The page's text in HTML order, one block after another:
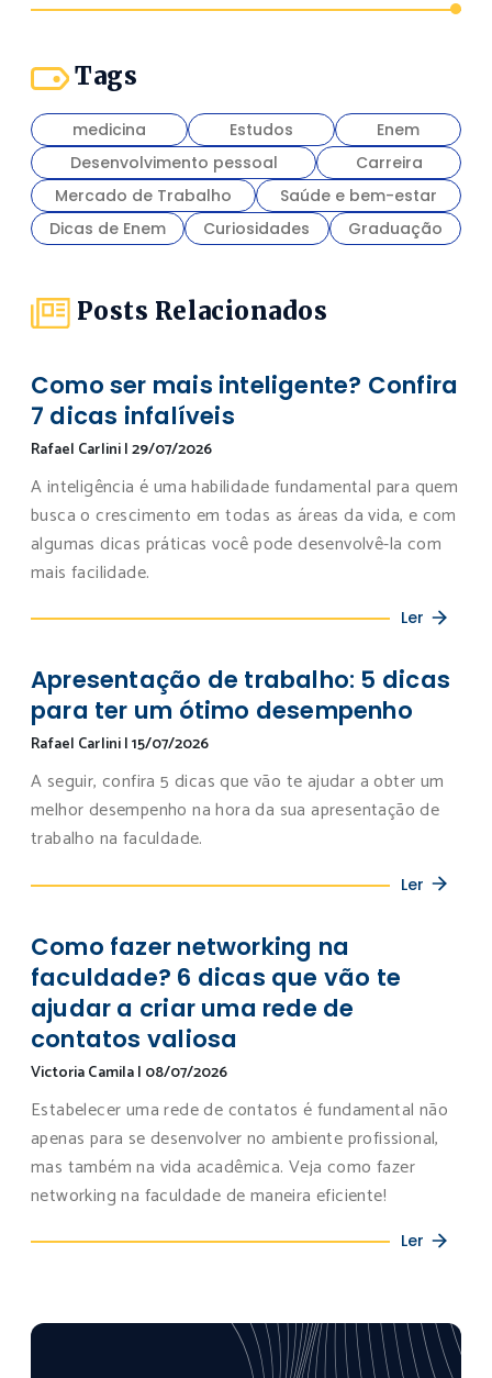
Tags
medicina Estudos
Enem
Desenvolvimento pessoal
Carreira
Mercado de Trabalho
Saúde e bem-estar
Dicas de Enem
Curiosidades Graduação
Posts Relacionados
Como ser mais inteligente? Confira
7 dicas infalíveis
Rafael Carlini|29/07/2026
A inteligência é uma habilidade fundamental para quem
busca o crescimento em todas as áreas da vida, e com
algumas dicas práticas você pode desenvolvê-la com
mais facilidade.
Ler
Apresentação de trabalho: 5 dicas
para ter um ótimo desempenho
Rafael Carlini|15/07/2026
A seguir, confira 5 dicas que vão te ajudar a obter um
melhor desempenho na hora da sua apresentação de
trabalho na faculdade.
Ler
Como fazer networking na
faculdade? 6 dicas que vão te
ajudar a criar uma rede de
contatos valiosa
Victoria Camila| 08/07/2026
Estabelecer uma rede de contatos é fundamental não
apenas para se desenvolver no ambiente profissional,
mas também na vida acadêmica. Veja como fazer
networking na faculdade de maneira eficiente!
Ler